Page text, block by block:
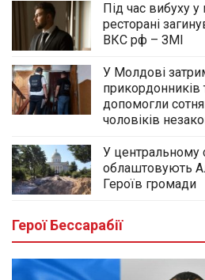
Під час вибуху
ресторані
ВКС рф – ЗМІ
У Молдові
прикордонників
допомогли
чоловіків
У центральному
облаштовують
Героїв громади
Герої Бессарабії